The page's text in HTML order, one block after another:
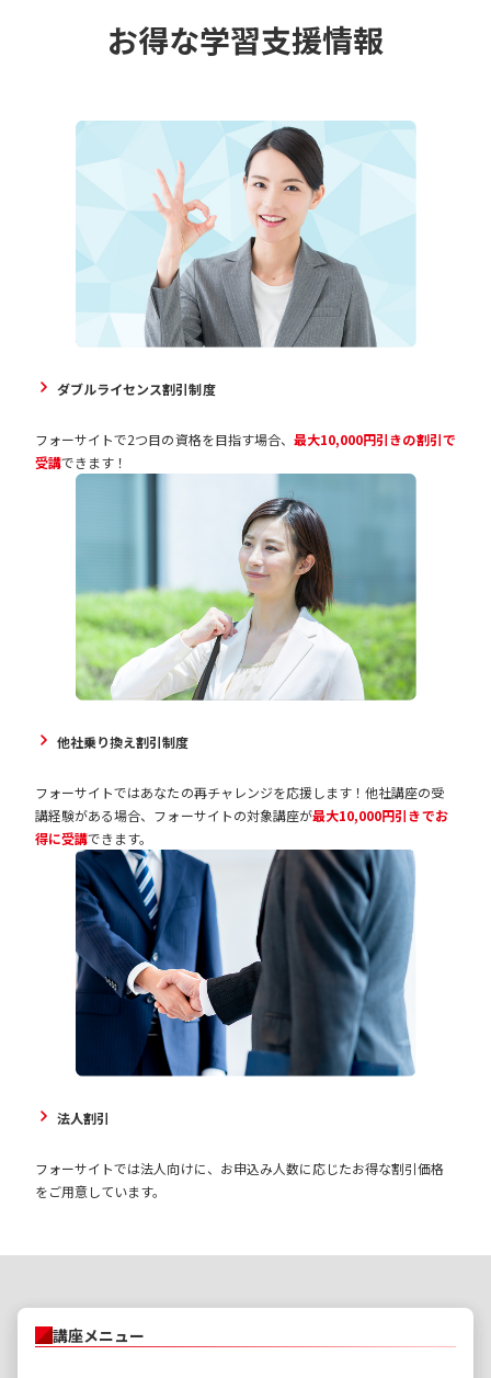
お得な学習支援情報
ダブルライセンス割引制度
フォーサイトで2つ目の資格を目指す場合、 最大10,000円引きの割引で
受講できます！
他社乗り換え割引制度
フォーサイトではあなたの再チャレンジを応援します！他社講座の受
講経験がある場合、フォーサイトの対象講座が最大10,000円引きでお
得に受講できます。
法人割引
フォーサイトでは法人向けに、お申込み人数に応じたお得な割引価格
をご用意しています。
講座メニュー